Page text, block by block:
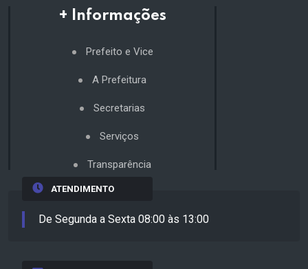
+ Informações
Prefeito e Vice
A Prefeitura
Secretarias
Serviços
Transparência
ATENDIMENTO
De Segunda a Sexta 08:00 às 13:00